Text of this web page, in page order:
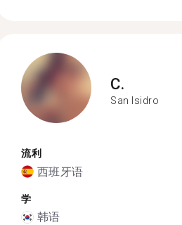
C.
San Isidro
流利
西班牙语
学
韩语